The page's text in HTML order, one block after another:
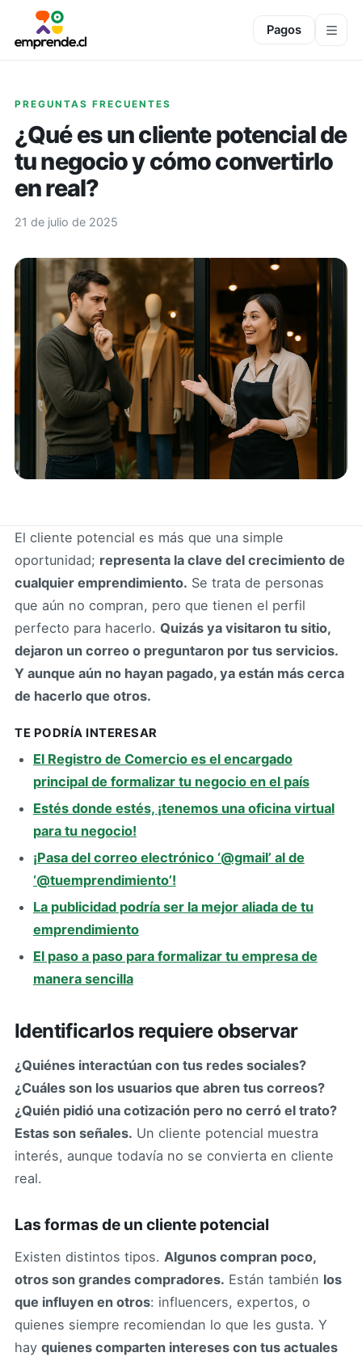
Pagos
PREGUNTAS FRECUENTES
¿Qué es un cliente potencial de
tu negocio y cómo convertirlo
en real?
21 de julio de 2025
El cliente potencial es más que una simple
oportunidad; representa la clave del crecimiento de
cualquier emprendimiento. Se trata de personas
que aún no compran, pero que tienen el perfil
perfecto para hacerlo. Quizás ya visitaron tu sitio,
dejaron un correo o preguntaron por tus servicios.
Y aunque aún no hayan pagado, ya están más cerca
de hacerlo que otros.
TE PODRÍA INTERESAR
El Registro de Comercio es el encargado
principal de formalizar tu negocio en el país
Estés donde estés, ¡tenemos una oficina virtual
para tu negocio!
¡Pasa del correo electrónico ‘@gmail’ al de
‘@tuemprendimiento’!
La publicidad podría ser la mejor aliada de tu
emprendimiento
El paso a paso para formalizar tu empresa de
manera sencilla
Identificarlos requiere observar
¿Quiénes interactúan con tus redes sociales?
¿Cuáles son los usuarios que abren tus correos?
¿Quién pidió una cotización pero no cerró el trato?
Estas son señales. Un cliente potencial muestra
interés, aunque todavía no se convierta en cliente
real.
Las formas de un cliente potencial
Existen distintos tipos. Algunos compran poco,
otros son grandes compradores. Están también los
que influyen en otros: influencers, expertos, o
quienes siempre recomiendan lo que les gusta. Y
hay quienes comparten intereses con tus actuales